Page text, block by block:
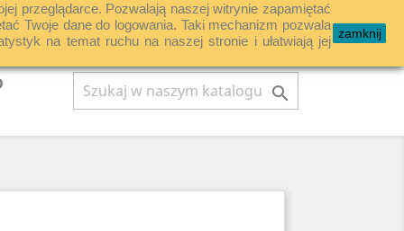
przeglądarce. Pozwalają naszej witrynie zapamiętać
Twoje dane do logowania. Taki mechanizm pozwala
na temat ruchu na naszej stronie i ułatwiają jej zamknij
 Zaloguj się shopping_cartKoszyk(0)
